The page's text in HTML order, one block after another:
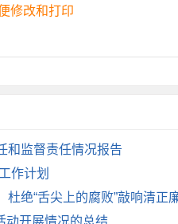
修改和打印
和监督责任情况报告
作计划
绝“舌尖上的腐败”敲响清正